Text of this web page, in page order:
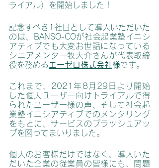
ライアル）を開始しました！
記念すべき1社目として導入いただいた
のは、BANSO-COが社会起業塾イニシ
アティブでも大変お世話になっている
シニアメンター牧大介さんが代表取締
役を務めるエーゼロ株式会社様です。
これまで、2021年8月29日より開始
した個人ユーザー向けトライアルで得
られたユーザー様の声、そして社会起
業塾イニシアティブでのメンタリング
をもとに、サービスのブラッシュアッ
プを図ってまいりました。
個人のお客様だけではなく、導入いた
だいた企業の従業員の皆様にも、問題